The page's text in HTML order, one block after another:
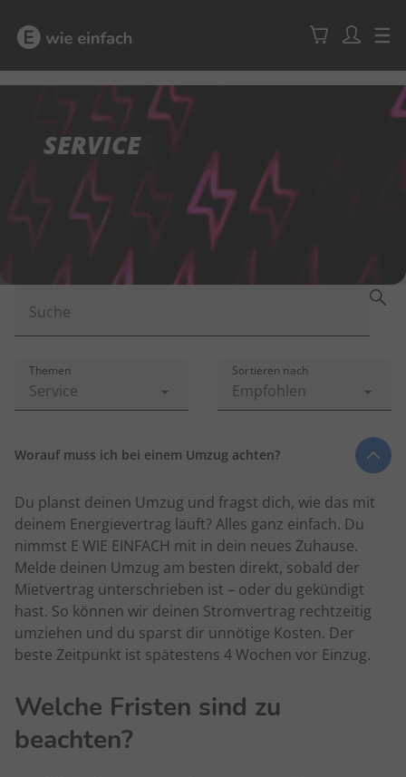
SERVICE
Suche
Service
Themen
Empfohlen
Sortieren nach
Worauf muss ich bei einem Umzug achten?
Du planst deinen Umzug und fragst dich, wie das mit
deinem Energievertrag läuft? Alles ganz einfach. Du
nimmst E WIE EINFACH mit in dein neues Zuhause.
Melde deinen Umzug am besten direkt, sobald der
Mietvertrag unterschrieben ist – oder du gekündigt
hast. So können wir deinen Stromvertrag rechtzeitig
umziehen und du sparst dir unnötige Kosten. Der
beste Zeitpunkt ist spätestens 4 Wochen vor Einzug.
Welche Fristen sind zu
beachten?